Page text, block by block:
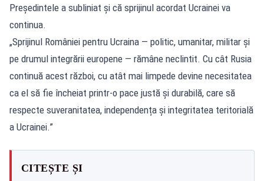
Președintele a subliniat și că sprijinul acordat Ucrainei va
continua.
„Sprijinul României pentru Ucraina — politic, umanitar, militar și
pe drumul integrării europene — rămâne neclintit. Cu cât Rusia
continuă acest război, cu atât mai limpede devine necesitatea
ca el să fie încheiat printr-o pace justă și durabilă, care să
respecte suveranitatea, independența și integritatea teritorială
a Ucrainei.”
CITEȘTE ȘI